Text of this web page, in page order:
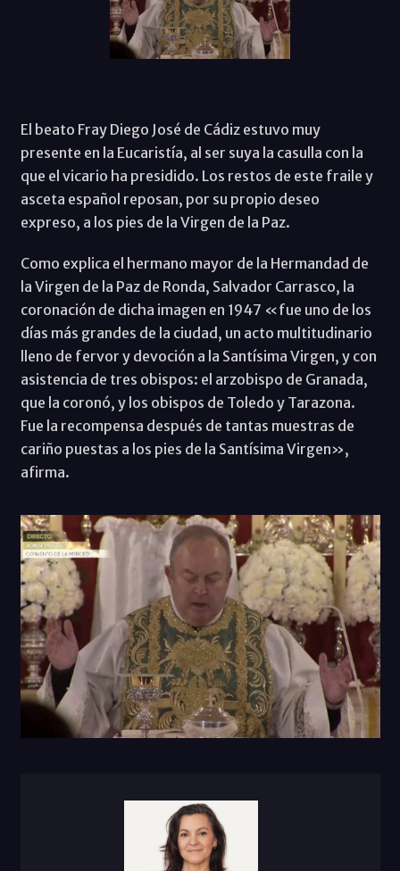
El beato Fray Diego José de Cádiz estuvo muy
presente en la Eucaristía, al ser suya la casulla con la
que el vicario ha presidido. Los restos de este fraile y
asceta español reposan, por su propio deseo
expreso, a los pies de la Virgen de la Paz.
Como explica el hermano mayor de la Hermandad de
la Virgen de la Paz de Ronda, Salvador Carrasco, la
coronación de dicha imagen en 1947 «fue uno de los
días más grandes de la ciudad, un acto multitudinario
lleno de fervor y devoción a la Santísima Virgen, y con
asistencia de tres obispos: el arzobispo de Granada,
que la coronó, y los obispos de Toledo y Tarazona.
Fue la recompensa después de tantas muestras de
cariño puestas a los pies de la Santísima Virgen»,
afirma.